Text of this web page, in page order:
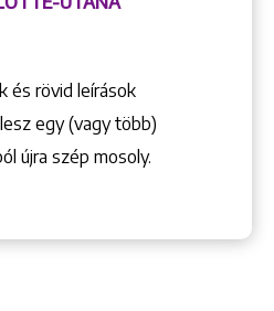
és rövid leírások
egy (vagy több)
újra szép mosoly.